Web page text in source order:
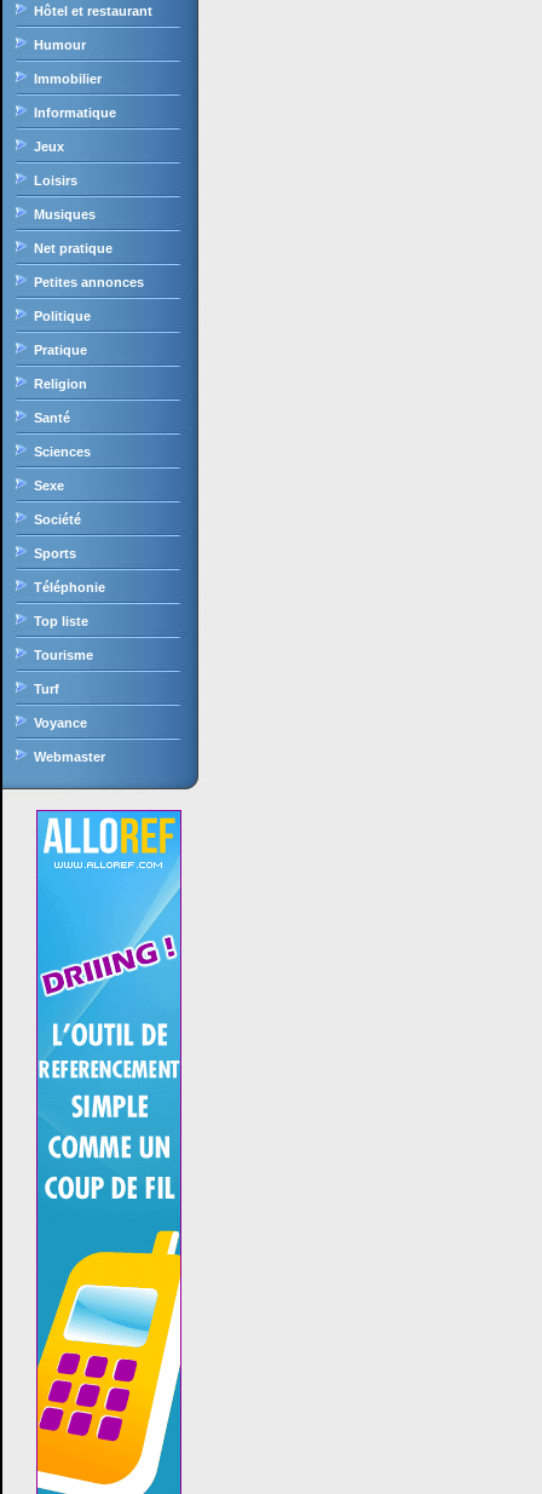
Hôtel et restaurant
Humour
Immobilier
Informatique
Jeux
Loisirs
Musiques
Net pratique
Petites annonces
Politique
Pratique
Religion
Santé
Sciences
Sexe
Société
Sports
Téléphonie
Top liste
Tourisme
Turf
Voyance
Webmaster